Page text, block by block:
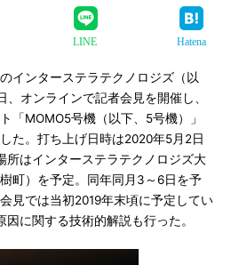
LINE Hatena
インターステラテクノロジズ（以
オンラインで記者会見を開催し、
「MOMO5号機（以下、5号機）」
た。打ち上げ日時は2020年5月2日
所はインターステラテクノロジズ大
町）を予定。同年同月3～6日を予
見では当初2019年末頃に予定してい
に関する技術的解説も行った。